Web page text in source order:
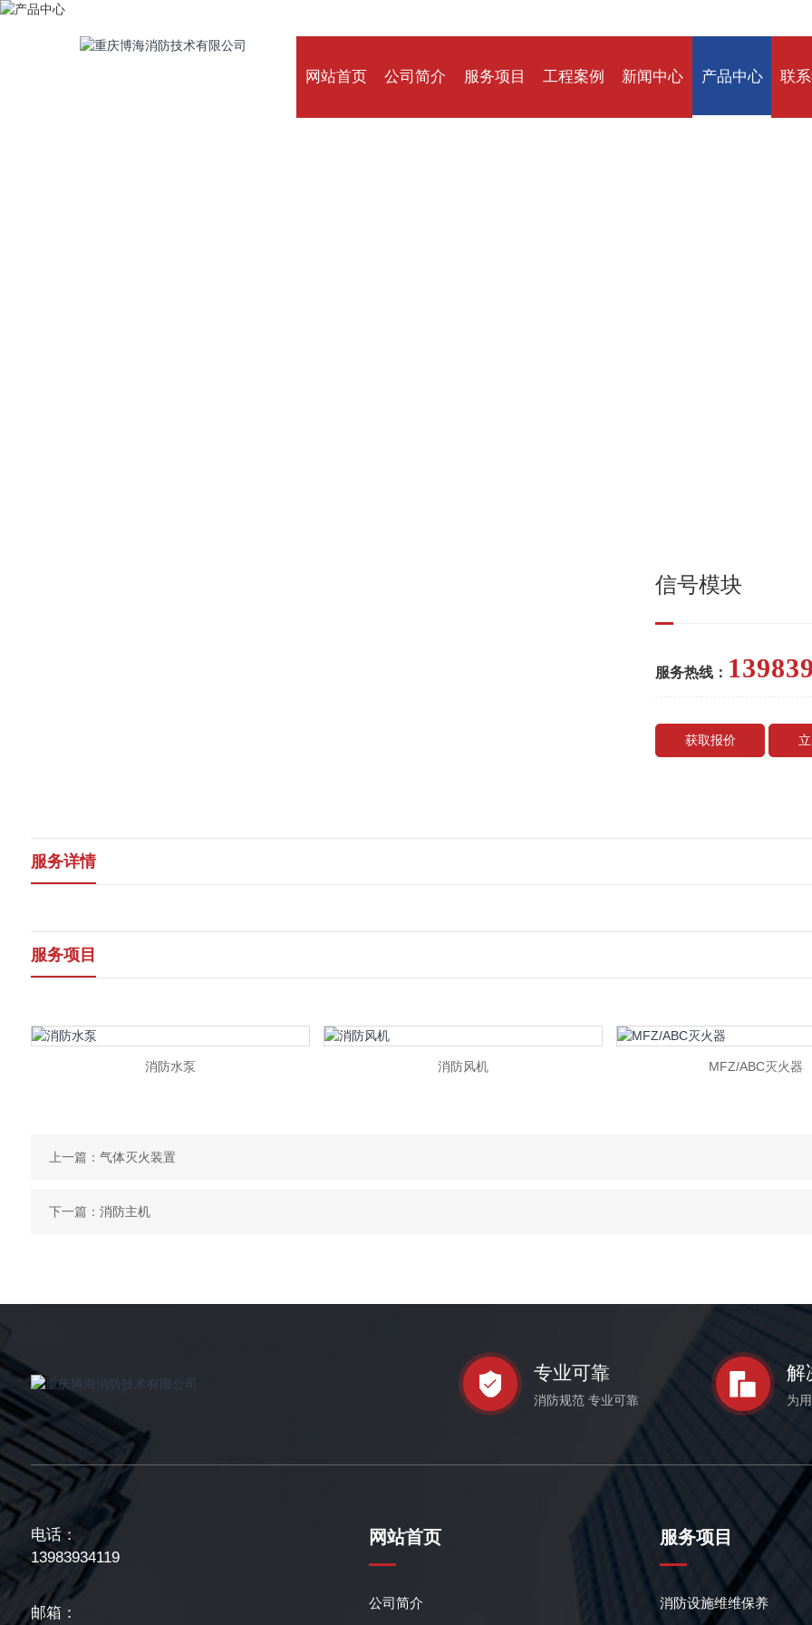
网站首页 公司简介 服务项目 工程案例 新闻中心 产品中心 联
信号模块
服务热线：
获取报价
服务详情
服务项目
消防水泵 消防风机 MFZ/ABC灭火器
上一篇： 气体灭火装置
下一篇： 消防主机
专业可靠
消防规范 专业可靠
解
为
电话：
13983934119
邮箱：
网站首页
公司简介
服务项目
消防设施维维保养